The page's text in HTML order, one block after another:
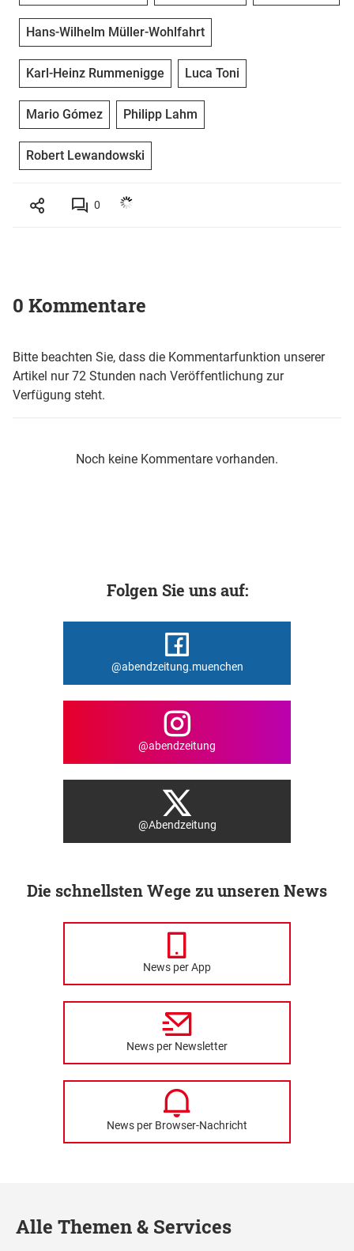
Hans-Wilhelm Müller-Wohlfahrt
Karl-Heinz Rummenigge Luca Toni
Mario Gómez Philipp Lahm
Robert Lewandowski
0
0 Kommentare
Bitte beachten Sie, dass die Kommentarfunktion unserer
Artikel nur 72 Stunden nach Veröffentlichung zur
Verfügung steht.
Noch keine Kommentare vorhanden.
Folgen Sie uns auf:
@abendzeitung.muenchen
@abendzeitung
@Abendzeitung
Die schnellsten Wege zu unseren News
News per App
News per Newsletter
News per Browser-Nachricht
Alle Themen & Services